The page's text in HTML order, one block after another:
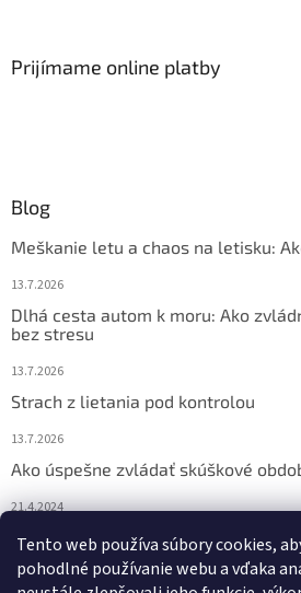
Tento web používa súbory cookies,
pohodlné používanie webu a vďaka
Prijímame online platby
Blog
Meškanie letu a chaos na letisku:
13.7.2026
Dlhá cesta autom k moru: Ako
bez stresu
13.7.2026
Strach z lietania pod kontrolou
13.7.2026
Ako úspešne zvládať skúškové
21.4.2024
Nočné pocikávanie u detí – ako
esencie?